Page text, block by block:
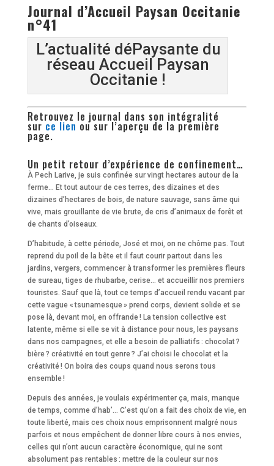
Journal d’Accueil Paysan Occitanie
n°41
L’actualité déPaysante du
réseau Accueil Paysan
Occitanie !
Retrouvez le journal dans son intégralité
sur ce lien ou sur l’aperçu de la première
page.
Un petit retour d’expérience de confinement…
À Pech Larive, je suis confinée sur vingt hectares autour de la
ferme… Et tout autour de ces terres, des dizaines et des
dizaines d’hectares de bois, de nature sauvage, sans âme qui
vive, mais grouillante de vie brute, de cris d’animaux de forêt et
de chants d’oiseaux.
D’habitude, à cette période, José et moi, on ne chôme pas. Tout
reprend du poil de la bête et il faut courir partout dans les
jardins, vergers, commencer à transformer les premières fleurs
de sureau, tiges de rhubarbe, cerise… et accueillir nos premiers
touristes. Sauf que là, tout ce temps d’accueil rendu vacant par
cette vague « tsunamesque » prend corps, devient solide et se
pose là, devant moi, en offrande ! La tension collective est
latente, même si elle se vit à distance pour nous, les paysans
dans nos campagnes, et elle a besoin de palliatifs : chocolat ?
bière ? créativité en tout genre ? J’ai choisi le chocolat et la
créativité ! On boira des coups quand nous serons tous
ensemble !
Depuis des années, je voulais expérimenter ça, mais, manque
de temps, comme d’hab’… C’est qu’on a fait des choix de vie, en
toute liberté, mais ces choix nous emprisonnent malgré nous
parfois et nous empêchent de donner libre cours à nos envies,
celles qui n’ont aucun caractère économique, qui ne sont
absolument pas rentables : mettre de la couleur sur nos